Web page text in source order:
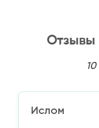
Отзывы
Ислом